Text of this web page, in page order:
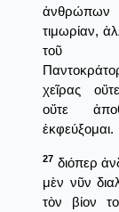
ἀνθρώπων
τιμωρίαν,
τοῦ
χεῖρας
οὔτε
ἐκφεύξομαι.
27 διόπερ
μὲν νῦν
τὸν βίον